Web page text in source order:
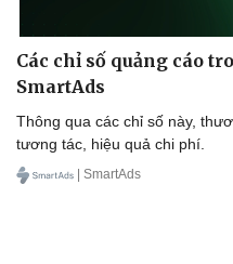
Các chỉ số quảng cáo
SmartAds
Thông qua các chỉ số này,
tương tác, hiệu quả chi phí.
| SmartAds